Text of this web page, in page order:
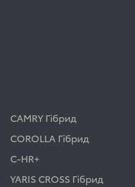
CAMRY Гібрид
COROLLA Гібрид
C-HR+
YARIS CROSS Гібрид